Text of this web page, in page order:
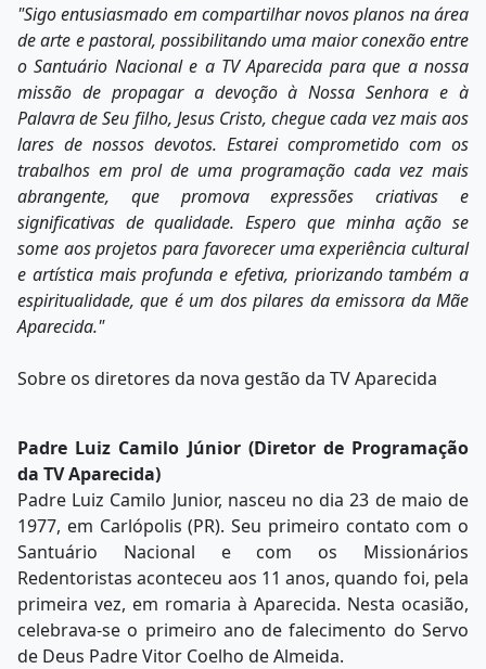
"Sigo entusiasmado em compartilhar novos planos na área
de arte e pastoral, possibilitando uma maior conexão entre
o Santuário Nacional e a TV Aparecida para que a nossa
missão de propagar a devoção à Nossa Senhora e à
Palavra de Seu filho, Jesus Cristo, chegue cada vez mais aos
lares de nossos devotos. Estarei comprometido com os
trabalhos em prol de uma programação cada vez mais
abrangente, que promova expressões criativas e
significativas de qualidade. Espero que minha ação se
some aos projetos para favorecer uma experiência cultural
e artística mais profunda e efetiva, priorizando também a
espiritualidade, que é um dos pilares da emissora da Mãe
Aparecida."
Sobre os diretores da nova gestão da TV Aparecida
Padre Luiz Camilo Júnior (Diretor de Programação
da TV Aparecida)
Padre Luiz Camilo Junior, nasceu no dia 23 de maio de
1977, em Carlópolis (PR). Seu primeiro contato com o
Santuário Nacional e com os Missionários
Redentoristas aconteceu aos 11 anos, quando foi, pela
primeira vez, em romaria à Aparecida. Nesta ocasião,
celebrava-se o primeiro ano de falecimento do Servo
de Deus Padre Vitor Coelho de Almeida.